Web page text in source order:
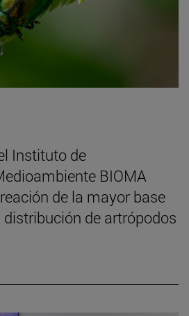
Instituto de
BIOMA
de la mayor base
de artrópodos